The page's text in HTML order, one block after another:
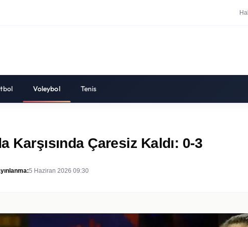
Voleybol Tenis
Karşısında Çaresiz Kaldı: 0-3
5 Haziran 2026 09:30